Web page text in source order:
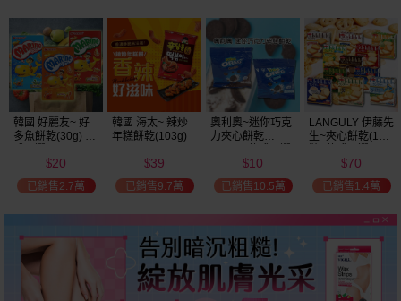
韓國 好麗友~ 好
多魚餅乾(30g) 款
$20
已銷售2.7萬
韓國 海太~ 辣炒
年糕餅乾(103g)
$39
已銷售9.7萬
奧利奧~迷你巧克
力夾心餅乾
美式賣場熱銷
$10
已銷售10.5萬
LANGULY 伊藤先
生~夾心餅乾(1盒
$70
已銷售1.4萬